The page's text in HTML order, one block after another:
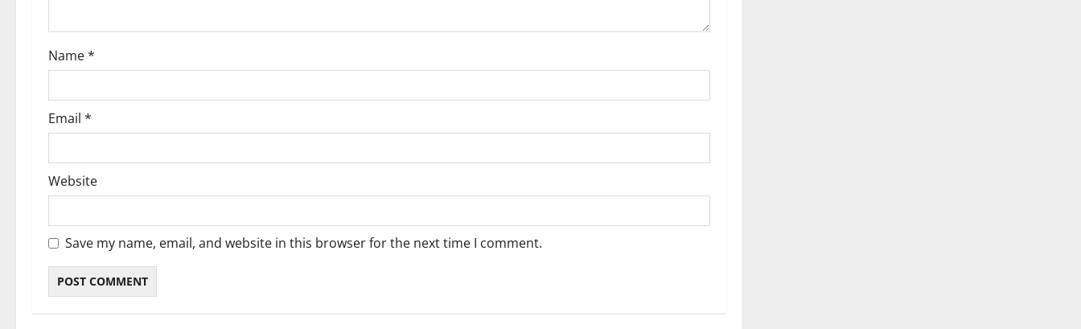
o
n
Name*
Email *
Website
Save my name, email, and website in this browser for the next time I comment.